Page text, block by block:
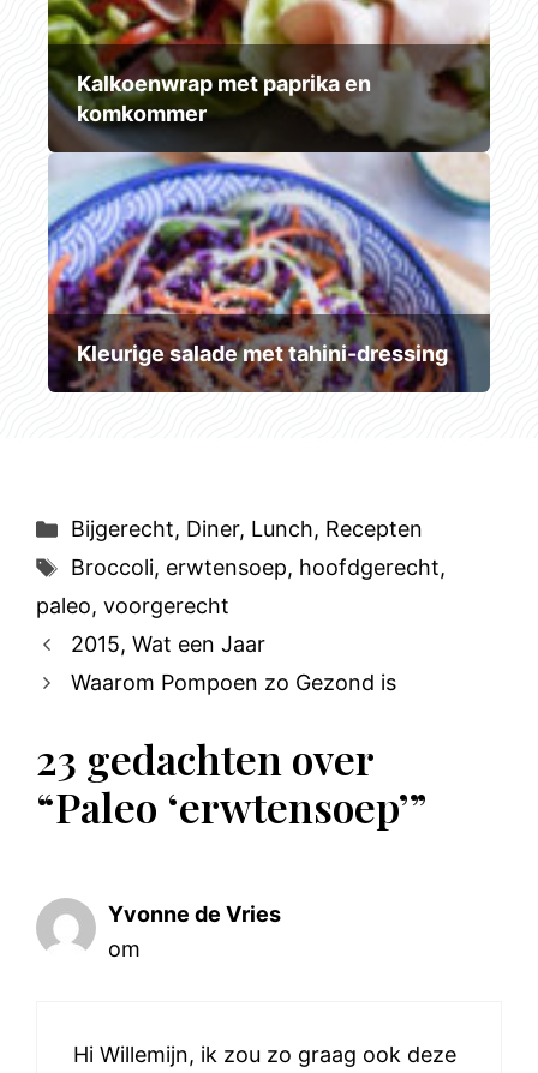
Kalkoenwrap met paprika en
komkommer
Kleurige salade met tahini-dressing
Categorieën
Bijgerecht, Diner, Lunch, Recepten
Tags
Broccoli, erwtensoep, hoofdgerecht,
paleo, voorgerecht
2015, Wat een Jaar
Waarom Pompoen zo Gezond is
23 gedachten over
“Paleo ‘erwtensoep’”
Yvonne de Vries
om
Hi Willemijn, ik zou zo graag ook deze